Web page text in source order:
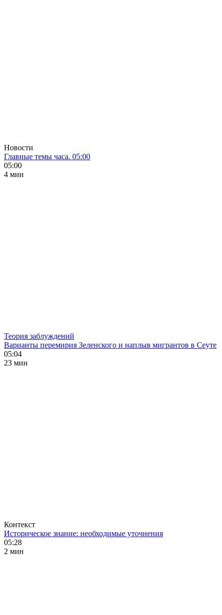
Новости
Главные темы часа. 05:00
05:00
4 мин
Теория заблуждений
Варианты перемирия Зеленского и наплыв мигрантов в Сеуте
05:04
23 мин
Контекст
Историческое знание: необходимые уточнения
05:28
2 мин